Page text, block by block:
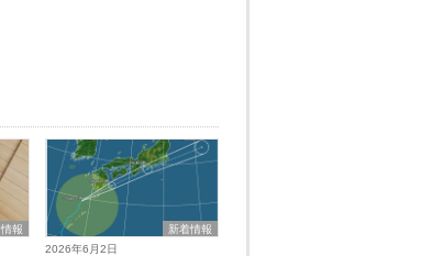
報
新着情報
2026年6月2日